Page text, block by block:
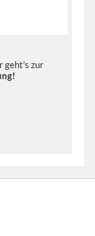
geht's zur
!